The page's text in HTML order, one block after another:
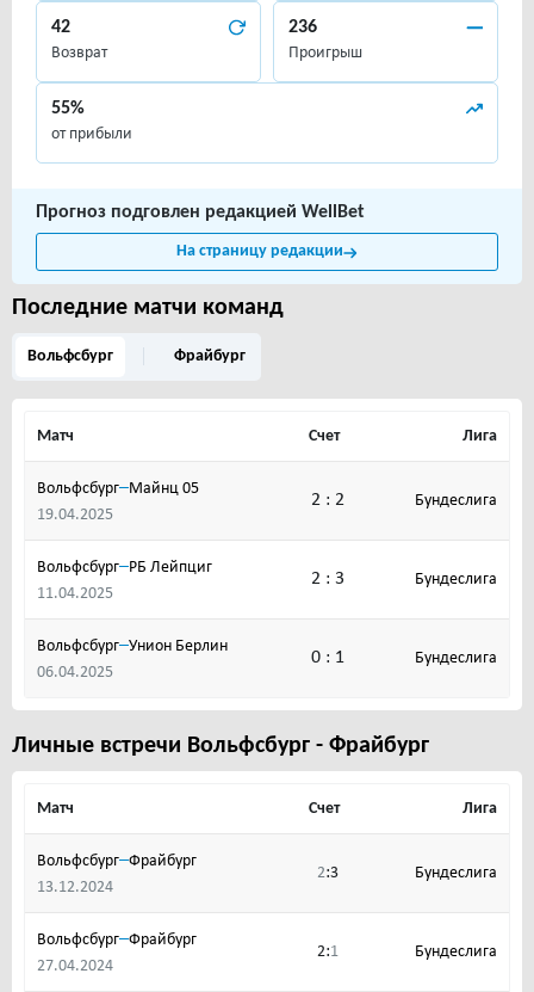
42
Возврат
236
Проигрыш
55%
от прибыли
Прогноз подговлен редакцией WellBet
На страницу редакции
Последние матчи команд
Вольфсбург Фрайбург
Матч Счет Лига
Вольфсбург–Майнц 05
19.04.2025
2 : 2 Бундеслига
Вольфсбург–РБ Лейпциг
11.04.2025
2 : 3 Бундеслига
Вольфсбург–Унион Берлин
06.04.2025
0 : 1 Бундеслига
Личные встречи Вольфсбург - Фрайбург
Матч Счет Лига
Вольфсбург–Фрайбург
13.12.2024
2:3 Бундеслига
Вольфсбург–Фрайбург
27.04.2024
2:1 Бундеслига